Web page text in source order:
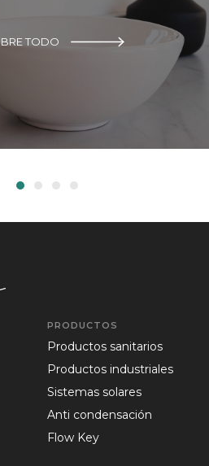
TODO
PRODUCTOS
Productos sanitarios
Productos industriales
Sistemas solares
Anti condensación
Flow Key